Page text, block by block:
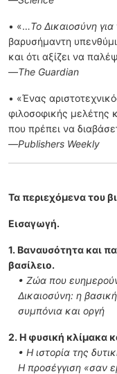
• «…Το Δικαιοσύνη
βαρυσήμαντη
και ότι αξίζει να
―The Guardian
• «Ένας
φιλοσοφικής μελέτης
που πρέπει να
―Publishers Weekly
Τα περιεχόμενα του
Εισαγωγή.
1. Βαναυσότητα και
βασίλειο.
• Ζώα που
Δικαιοσύνη: η
συμπόνια και οργή
2. Η φυσική κλίμακα
• Η ιστορία της
Η προσέγγιση «σαν